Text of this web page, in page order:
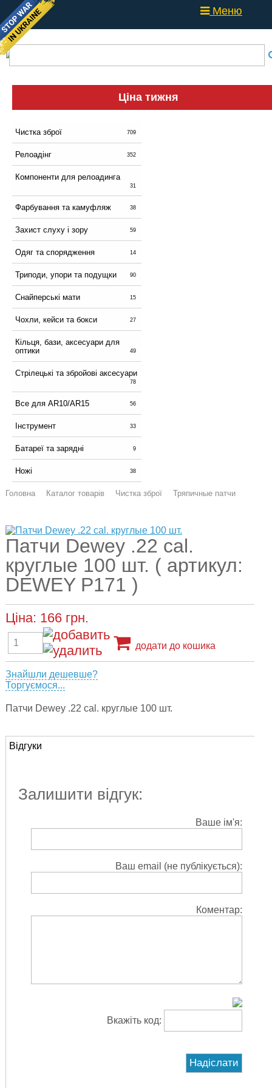
Меню
Ціна тижня
Чистка зброї 709
Релоадінг 352
Компоненти для релоадинга
31
Фарбування та камуфляж 38
Захист слуху і зору 59
Одяг та спорядження 14
Триподи, упори та подущки 90
Снайперські мати 15
Чохли, кейси та бокси 27
Кільця, бази, аксесуари для
оптики
49
Стрілецькі та збройові аксесуари
78
Все для AR10/AR15 56
Інструмент 33
Батареї та зарядні 9
Ножі 38
Головна Каталог товарів Чистка зброї Тряпичные патчи
Патчи Dewey .22 cal.
круглые 100 шт. ( артикул:
DEWEY P171 )
Ціна: 166 грн.
додати до кошика
Знайшли дешевше?
Торгуємося...
Патчи Dewey .22 cal. круглые 100 шт.
Відгуки
Залишити відгук:
Ваше ім'я:
Ваш email (не публікується):
Коментар:
Вкажіть код: